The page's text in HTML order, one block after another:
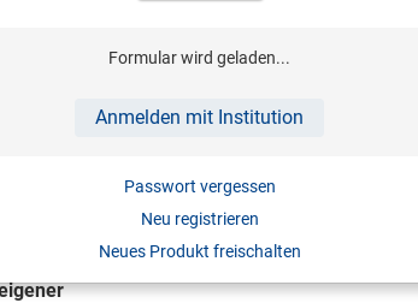
Formular wird geladen...
Anmelden mit Institution
Passwort vergessen
Neu registrieren
Neues Produkt freischalten
-
Bitte melden Sie sich an.